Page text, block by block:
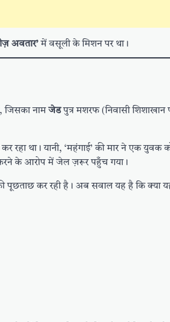
अवतार’में वसूली के मिशन पर था।
जिसका नामजेडपुत्र मशरफ (निवासी शिशाखान
रहा था। यानी, ‘महंगाई’ की मार ने एक युवक
के आरोप में जेल ज़रूर पहुँच गया।
पूछताछ कर रही है। अब सवाल यह है कि क्या